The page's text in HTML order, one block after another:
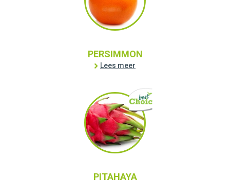
PERSIMMON
Lees meer
PITAHAYA